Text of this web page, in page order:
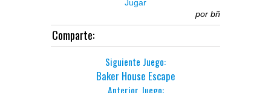
Jugar
por bñ
Comparte:
Siguiente Juego:
Baker House Escape
Anterior Juego: